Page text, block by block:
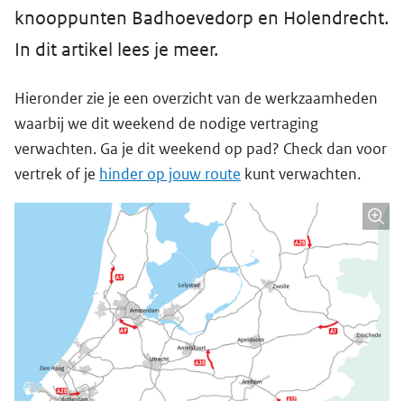
knooppunten Badhoevedorp en Holendrecht.
In dit artikel lees je meer.
Hieronder zie je een overzicht van de werkzaamheden
waarbij we dit weekend de nodige vertraging
verwachten. Ga je dit weekend op pad? Check dan voor
vertrek of je hinder op jouw route kunt verwachten.